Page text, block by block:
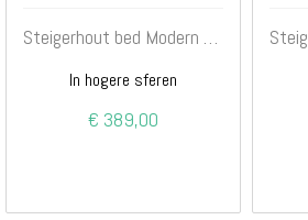
Steigerhout bed Modern 3.0
In hogere sferen
€ 389,00